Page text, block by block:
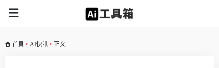
首頁 • AI快訊 • 正文